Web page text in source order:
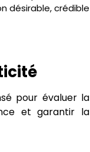
désirable, crédible
pour évaluer la
et garantir la